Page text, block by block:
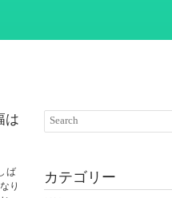
は
ば
り
カテゴリー